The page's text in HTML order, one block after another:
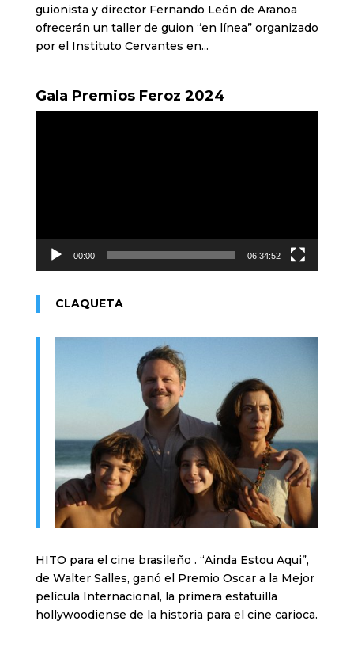
guionista y director Fernando León de Aranoa
ofrecerán un taller de guion “en línea” organizado
por el Instituto Cervantes en...
Gala Premios Feroz 2024
00:00 06:34:52
CLAQUETA
HITO para el cine brasileño . “Ainda Estou Aqui”,
de Walter Salles, ganó el Premio Oscar a la Mejor
película Internacional, la primera estatuilla
hollywoodiense de la historia para el cine carioca.